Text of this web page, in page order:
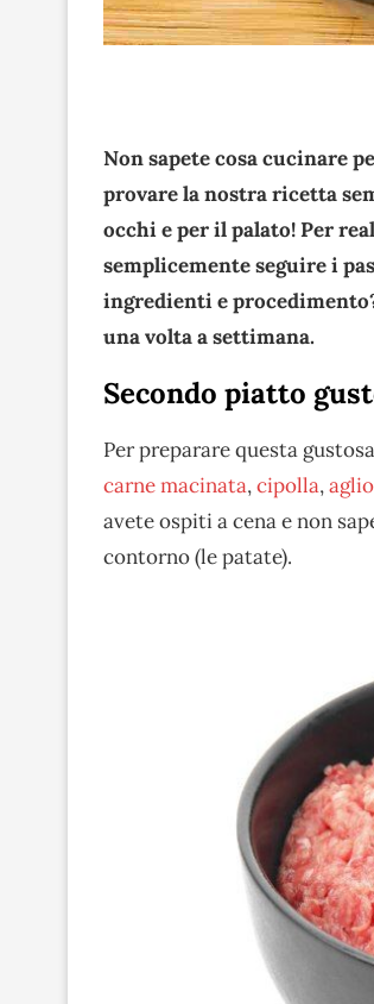
Non sapete cosa cucinare
provare la nostra ricetta
occhi e per il palato! Per
semplicemente seguire i
ingredienti e
una volta a settimana.
Secondo piatto
Per preparare questa gustosa
carne macinata,cipolla,aglio
avete ospiti a cena e non
contorno (le patate).